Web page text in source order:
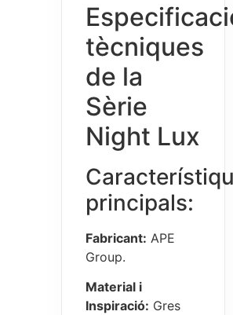
tècniques
de la
Sèrie
Night Lux
principals:
Fabricant: APE
Group.
Material i
Inspiració: Gres